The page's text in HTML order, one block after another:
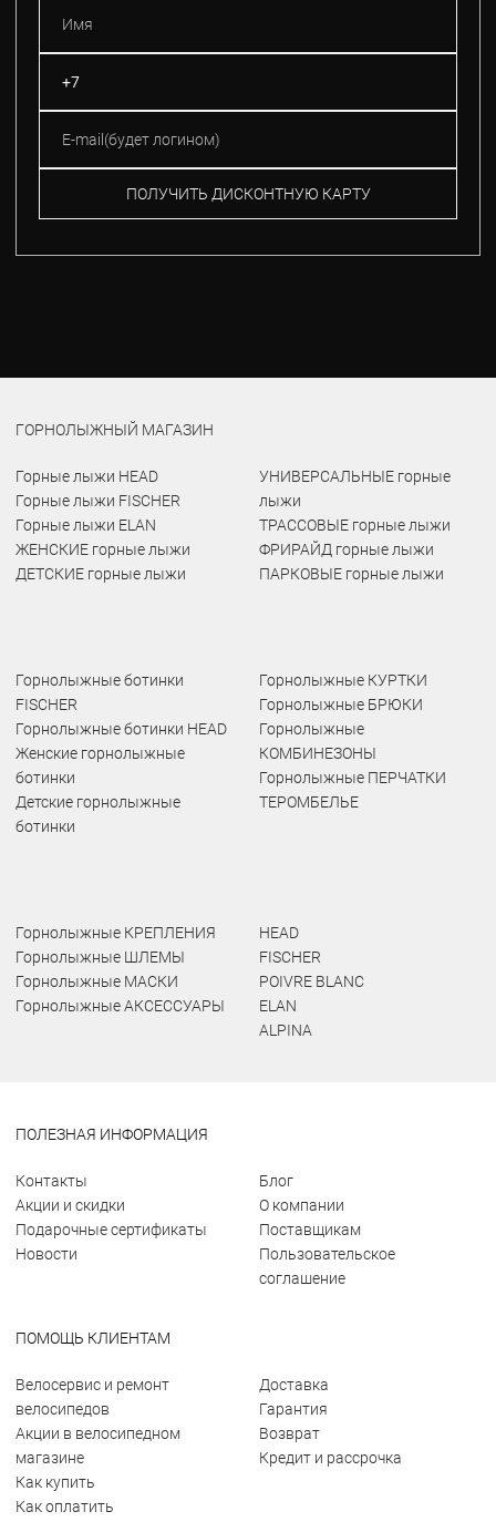
ПОЛУЧИТЬ ДИСКОНТНУЮ КАРТУ
ГОРНОЛЫЖНЫЙ МАГАЗИН
Горные лыжи HEAD
Горные лыжи FISCHER
Горные лыжи ELAN
ЖЕНСКИЕ горные лыжи
ДЕТСКИЕ горные лыжи
УНИВЕРСАЛЬНЫЕ горные
лыжи
ТРАССОВЫЕ горные лыжи
ФРИРАЙД горные лыжи
ПАРКОВЫЕ горные лыжи
Горнолыжные ботинки
FISCHER
Горнолыжные ботинки HEAD
Женские горнолыжные
ботинки
Детские горнолыжные
ботинки
Горнолыжные КУРТКИ
Горнолыжные БРЮКИ
Горнолыжные
КОМБИНЕЗОНЫ
Горнолыжные ПЕРЧАТКИ
ТЕРОМБЕЛЬЕ
Горнолыжные КРЕПЛЕНИЯ
Горнолыжные ШЛЕМЫ
Горнолыжные МАСКИ
Горнолыжные АКСЕССУАРЫ
HEAD
FISCHER
POIVRE BLANC
ELAN
ALPINA
ПОЛЕЗНАЯ ИНФОРМАЦИЯ
Контакты
Акции и скидки
Подарочные сертификаты
Новости
Блог
О компании
Поставщикам
Пользовательское
соглашение
ПОМОЩЬ КЛИЕНТАМ
Велосервис и ремонт
велосипедов
Акции в велосипедном
магазине
Как купить
Как оплатить
Доставка
Гарантия
Возврат
Кредит и рассрочка